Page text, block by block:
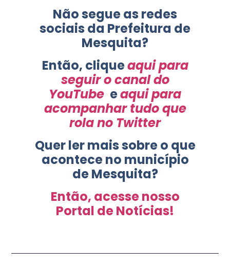
Não segue as redes
sociais da Prefeitura de
Mesquita?
Então, cliqueaqui para
seguir o canal do
YouTube eaqui para
acompanhar tudo que
rola no Twitter
Quer ler mais sobre o que
acontece no município
de Mesquita?
Então, acesse nosso
Portal de Notícias!